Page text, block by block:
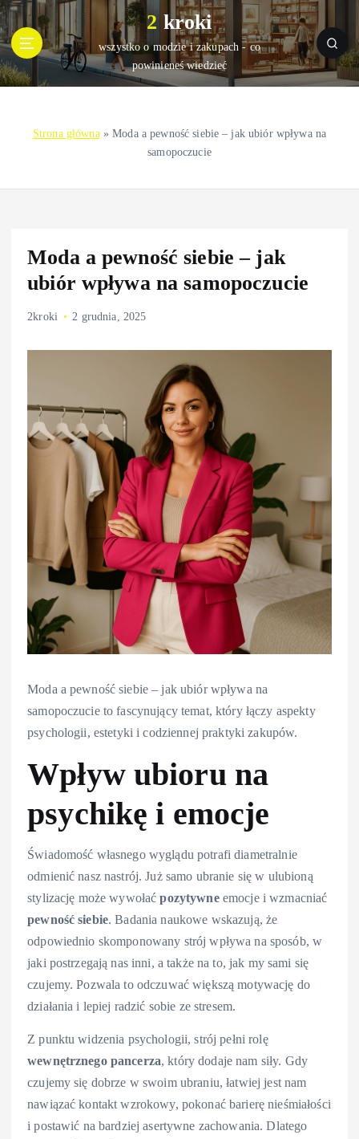
S
k
i
p
t
e
2 kroki
wszystko o modzie i zakupach - co
powinieneś wiedzieć
Strona główna»Moda a pewność siebie – jak ubiór wpływa na
samopoczucie
Moda a pewność siebie – jak
ubiór wpływa na samopoczucie
2kroki 2 grudnia, 2025
Moda a pewność siebie – jak ubiór wpływa na
samopoczucie to fascynujący temat, który łączy aspekty
psychologii, estetyki i codziennej praktyki zakupów.
Wpływ ubioru na
psychikę i emocje
Świadomość własnego wyglądu potrafi diametralnie
odmienić nasz nastrój. Już samo ubranie się w ulubioną
stylizację może wywołaćpozytywneemocje i wzmacniać
pewność siebie. Badania naukowe wskazują, że
odpowiednio skomponowany strój wpływa na sposób, w
jaki postrzegają nas inni, a także na to, jak my sami się
czujemy. Pozwala to odczuwać większą motywację do
działania i lepiej radzić sobie ze stresem.
Z punktu widzenia psychologii, strój pełni rolę
wewnętrznego pancerza, który dodaje nam siły. Gdy
czujemy się dobrze w swoim ubraniu, łatwiej jest nam
nawiązać kontakt wzrokowy, pokonać barierę nieśmiałości
i postawić na bardziej asertywne zachowania. Dlatego